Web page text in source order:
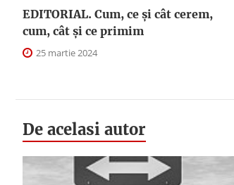
EDITORIAL. Cum, ce şi cât cerem,
cum, cât şi ce primim
25 martie 2024
De acelasi autor